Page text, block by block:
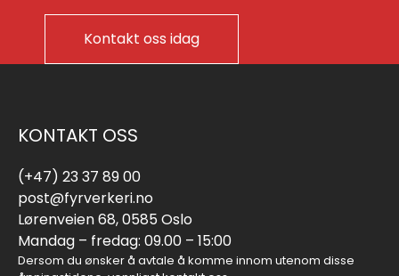
Kontakt oss idag
KONTAKT OSS
(+47) 23 37 89 00
post@fyrverkeri.no
Lørenveien 68, 0585 Oslo
Mandag – fredag: 09.00 – 15:00
Dersom du ønsker å avtale å komme innom utenom disse